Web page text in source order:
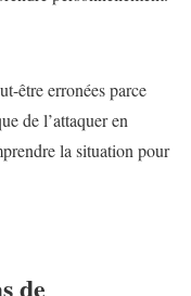
être erronées parce
de l’attaquer en
la situation pour
de